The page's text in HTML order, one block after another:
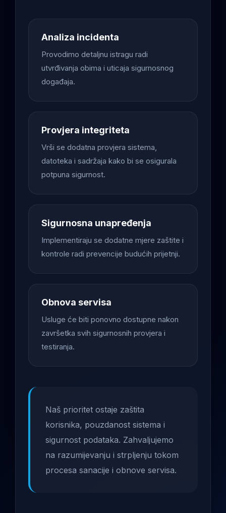
Analiza incidenta
Provodimo detaljnu istragu radi
utvrđivanja obima i uticaja sigurnosnog
događaja.
Provjera integriteta
Vrši se dodatna provjera sistema,
datoteka i sadržaja kako bi se osigurala
potpuna sigurnost.
Sigurnosna unapređenja
Implementiraju se dodatne mjere zaštite i
kontrole radi prevencije budućih prijetnji.
Obnova servisa
Usluge će biti ponovno dostupne nakon
završetka svih sigurnosnih provjera i
testiranja.
Naš prioritet ostaje zaštita
korisnika, pouzdanost sistema i
sigurnost podataka. Zahvaljujemo
na razumijevanju i strpljenju tokom
procesa sanacije i obnove servisa.